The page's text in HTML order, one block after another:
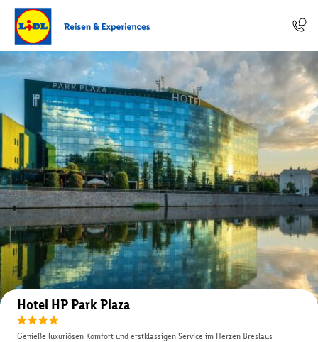
Auf der Karte anzeigen
Hotel HP Park Plaza
Genieße luxuriösen Komfort und erstklassigen Service im Herzen Breslaus